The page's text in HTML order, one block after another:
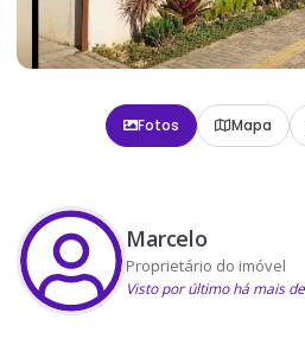
Fotos Mapa
Marcelo
Proprietário do imóvel
Visto por último há mais